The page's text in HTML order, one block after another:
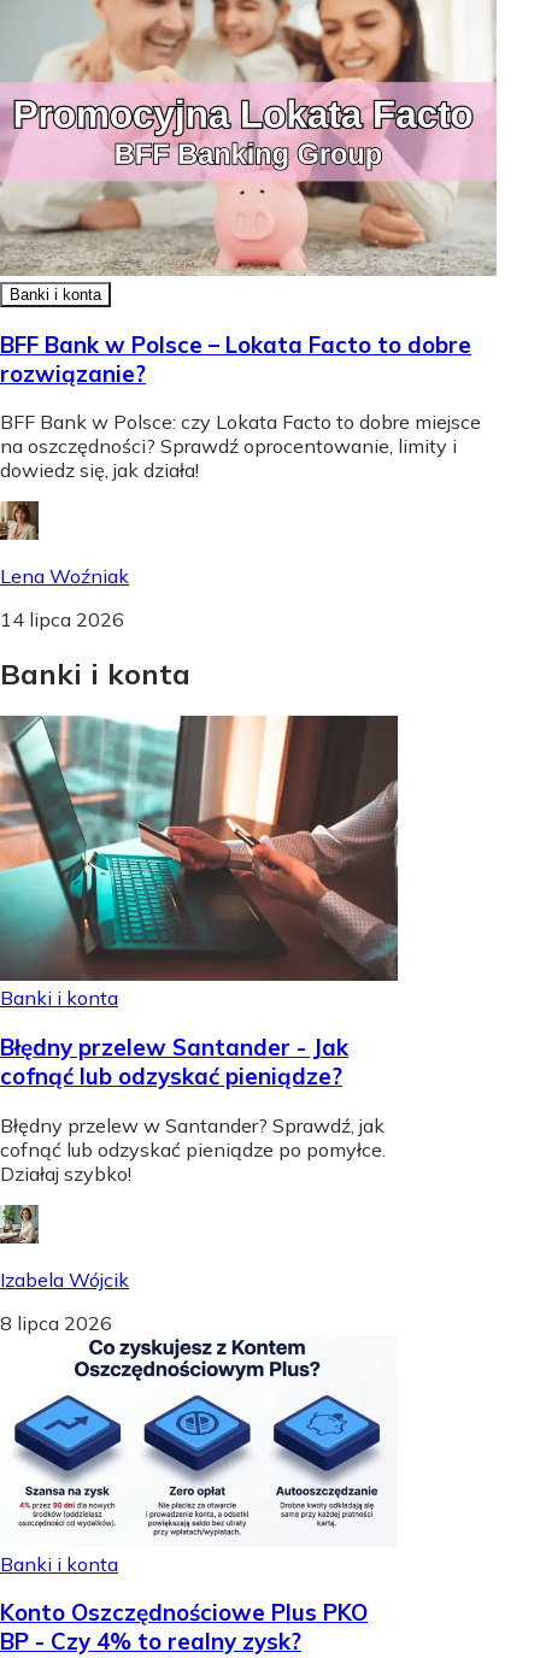
Banki i konta
BFF Bank w Polsce – Lokata Facto to dobre
rozwiązanie?
BFF Bank w Polsce: czy Lokata Facto to dobre miejsce
na oszczędności? Sprawdź oprocentowanie, limity i
dowiedz się, jak działa!
Lena Woźniak
14 lipca 2026
Banki i konta
Banki i konta
Błędny przelew Santander - Jak
cofnąć lub odzyskać pieniądze?
Błędny przelew w Santander? Sprawdź, jak
cofnąć lub odzyskać pieniądze po pomyłce.
Działaj szybko!
Izabela Wójcik
8 lipca 2026
Banki i konta
Konto Oszczędnościowe Plus PKO
BP - Czy 4% to realny zysk?